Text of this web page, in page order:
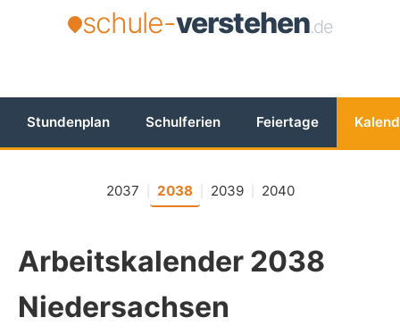
schule-verstehen.de
Stundenplan Schulferien Feiertage
2037 2038 2039 2040
Arbeitskalender 2038
Niedersachsen